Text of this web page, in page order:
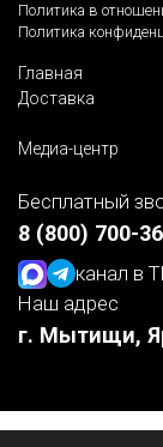
Политика в
Политика
Главная
Доставка
Медиа-центр
Бесплатный
8 (800) 700-
канал в
Наш адрес
г. Мытищи,